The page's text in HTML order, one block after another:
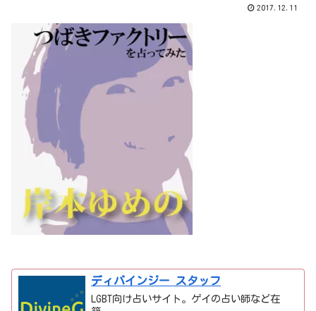
2017.12.11
ディバインジー スタッフ
LGBT向け占いサイト。ゲイの占い師など在